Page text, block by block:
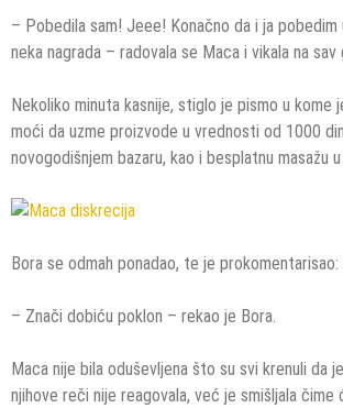
– Pobedila sam! Jeee! Konačno da i ja
neka nagrada – radovala se Maca i vikala na sav
Nekoliko minuta kasnije, stiglo je pismo u kome
moći da uzme proizvode u vrednosti od 1000
novogodišnjem bazaru, kao i besplatnu masažu
Bora se odmah ponadao, te je prokomentarisao:
– Znači dobiću poklon – rekao je Bora.
Maca nije bila oduševljena što su svi krenuli da
njihove reči nije reagovala, već je smišljala čime